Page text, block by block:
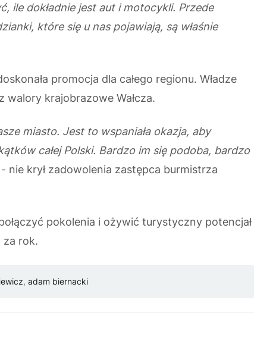
ile dokładnie jest aut i motocykli. Przede
które się u nas pojawiają, są właśnie
promocja dla całego regionu. Władze
walory krajobrazowe Wałcza.
miasto. Jest to wspaniała okazja, aby
całej Polski. Bardzo im się podoba, bardzo
nie krył zadowolenia zastępca burmistrza
pokolenia i ożywić turystyczny potencjał
za rok.
, adam biernacki